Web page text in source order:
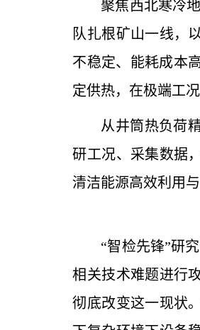
聚焦西北寒冷
队扎根矿山一线，
不稳定、能耗成本
定供热，在极端工
从井筒热负荷
研工况、采集数据
清洁能源高效利用
“智检先锋”研
相关技术难题进行
彻底改变这一现状